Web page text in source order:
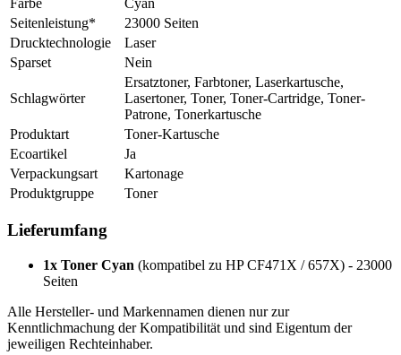
Seitenleistung*
23000 Seiten
Drucktechnologie
Laser
Sparset
Nein
Schlagwörter
Ersatztoner, Farbtoner, Laserkartusche,
Lasertoner, Toner, Toner-Cartridge, Toner-
Patrone, Tonerkartusche
Produktart
Toner-Kartusche
Ecoartikel
Ja
Verpackungsart
Kartonage
Produktgruppe
Toner
Lieferumfang
1x Toner Cyan (kompatibel zu HP CF471X / 657X) - 23000
Seiten
Alle Hersteller- und Markennamen dienen nur zur
Kenntlichmachung der Kompatibilität und sind Eigentum der
jeweiligen Rechteinhaber.